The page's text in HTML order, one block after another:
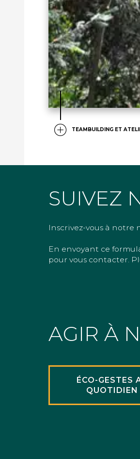
TEAMBUILDING ET
SUIVEZ
Inscrivez-vous à notre
En envoyant ce
pour vous contacter.
AGIR À
ÉCO-GESTES
QUOTIDIEN